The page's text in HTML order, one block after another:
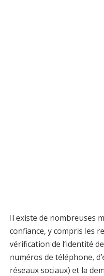
Il existe de nombreuses
confiance, y compris les
vérification de l’identité
numéros de téléphone,
réseaux sociaux) et la